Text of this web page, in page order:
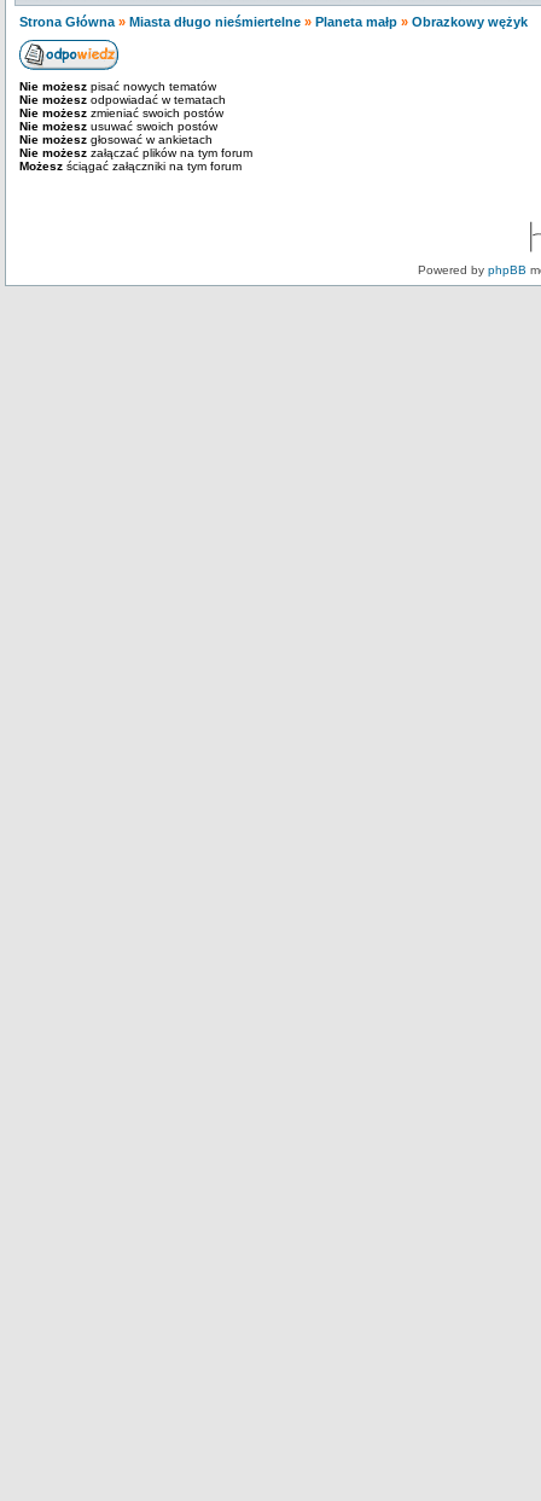
Strona Główna » Miasta długo nieśmiertelne » Planeta małp » Obrazkowy wężyk
Nie możesz pisać nowych tematów
Nie możesz odpowiadać w tematach
Nie możesz zmieniać swoich postów
Nie możesz usuwać swoich postów
Nie możesz głosować w ankietach
Nie możesz załączać plików na tym forum
Możesz ściągać załączniki na tym forum
Powered by phpBB